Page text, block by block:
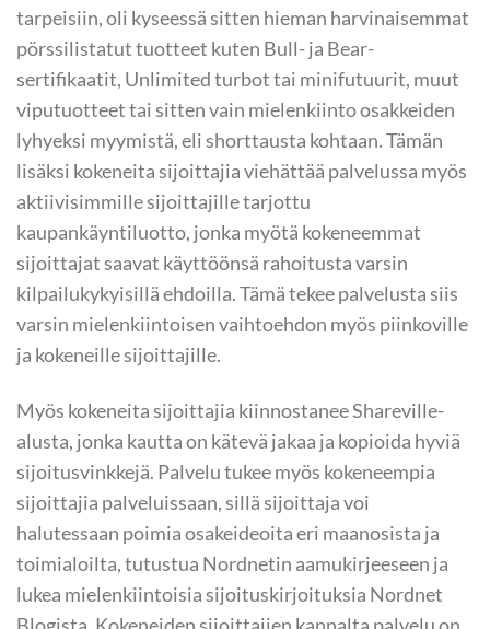
tarpeisiin, oli kyseessä sitten hieman harvinaisemmat
pörssilistatut tuotteet kuten Bull- ja Bear-
sertifikaatit, Unlimited turbot tai minifutuurit, muut
viputuotteet tai sitten vain mielenkiinto osakkeiden
lyhyeksi myymistä, eli shorttausta kohtaan. Tämän
lisäksi kokeneita sijoittajia viehättää palvelussa myös
aktiivisimmille sijoittajille tarjottu
kaupankäyntiluotto, jonka myötä kokeneemmat
sijoittajat saavat käyttöönsä rahoitusta varsin
kilpailukykyisillä ehdoilla. Tämä tekee palvelusta siis
varsin mielenkiintoisen vaihtoehdon myös piinkoville
ja kokeneille sijoittajille.
Myös kokeneita sijoittajia kiinnostanee Shareville-
alusta, jonka kautta on kätevä jakaa ja kopioida hyviä
sijoitusvinkkejä. Palvelu tukee myös kokeneempia
sijoittajia palveluissaan, sillä sijoittaja voi
halutessaan poimia osakeideoita eri maanosista ja
toimialoilta, tutustua Nordnetin aamukirjeeseen ja
lukea mielenkiintoisia sijoituskirjoituksia Nordnet